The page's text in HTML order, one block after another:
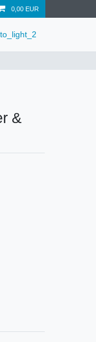
0,00 EUR
&